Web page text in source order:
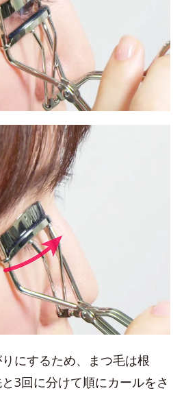
にするため、まつ毛は根
3回に分けて順にカールをさ